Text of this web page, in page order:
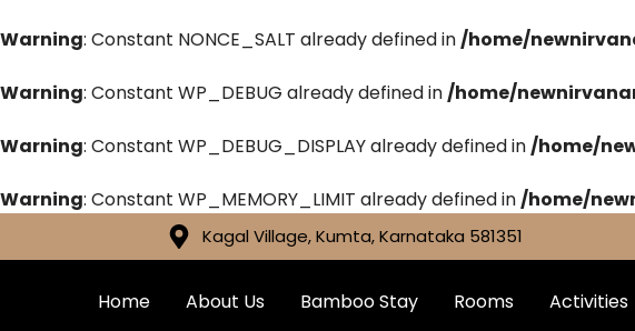
Warning: Constant NONCE_SALT already defined in/home/
Warning: Constant WP_DEBUG already defined in/home/
Warning: Constant WP_DEBUG_DISPLAY already defined in/home/
Warning: Constant WP_MEMORY_LIMIT already defined in/home/
Kagal Village, Kumta, Karnataka 581351
Home About Us Bamboo Stay Rooms Activities